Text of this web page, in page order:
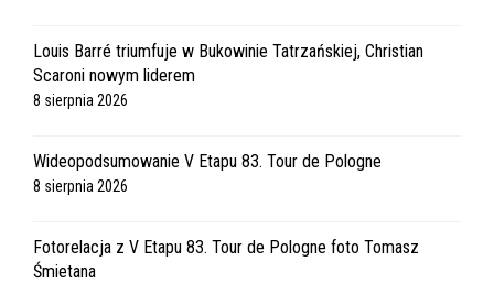
Louis Barré triumfuje w Bukowinie Tatrzańskiej, Christian
Scaroni nowym liderem
8 sierpnia 2026
Wideopodsumowanie V Etapu 83. Tour de Pologne
8 sierpnia 2026
Fotorelacja z V Etapu 83. Tour de Pologne foto Tomasz
Śmietana